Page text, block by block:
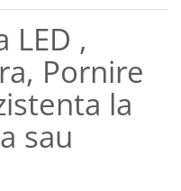
LED ,
Pornire
la
sau